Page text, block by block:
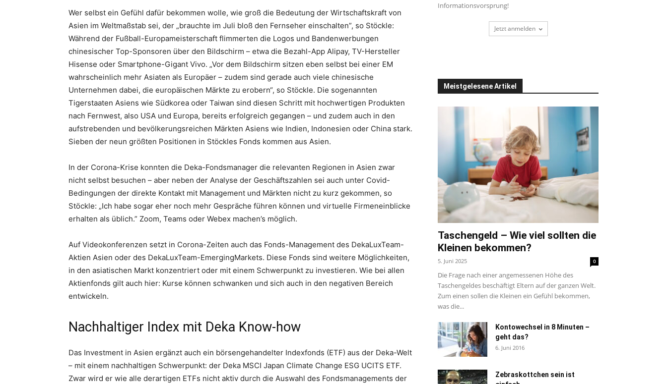
Wer selbst ein Gefühl dafür bekommen wolle, wie groß die Bedeutung der Wirtschaftskraft von
Asien im Weltmaßstab sei, der „brauchte im Juli bloß den Fernseher einschalten”, so Stöckle:
Während der Fußball-Europameisterschaft flimmerten die Logos und Bandenwerbungen
chinesischer Top-Sponsoren über den Bildschirm – etwa die Bezahl-App Alipay, TV-Hersteller
Hisense oder Smartphone-Gigant Vivo. „Vor dem Bildschirm sitzen eben selbst bei einer EM
wahrscheinlich mehr Asiaten als Europäer – zudem sind gerade auch viele chinesische
Unternehmen dabei, die europäischen Märkte zu erobern“, so Stöckle. Die sogenannten
Tigerstaaten Asiens wie Südkorea oder Taiwan sind diesen Schritt mit hochwertigen Produkten
nach Fernwest, also USA und Europa, bereits erfolgreich gegangen – und zudem auch in den
aufstrebenden und bevölkerungsreichen Märkten Asiens wie Indien, Indonesien oder China stark.
Sieben der neun größten Positionen in Stöckles Fonds kommen aus Asien.
In der Corona-Krise konnten die Deka-Fondsmanager die relevanten Regionen in Asien zwar
nicht selbst besuchen – aber neben der Analyse der Geschäftszahlen sei auch unter Covid-
Bedingungen der direkte Kontakt mit Management und Märkten nicht zu kurz gekommen, so
Stöckle: „Ich habe sogar eher noch mehr Gespräche führen können und virtuelle Firmeneinblicke
erhalten als üblich.” Zoom, Teams oder Webex machen’s möglich.
Auf Videokonferenzen setzt in Corona-Zeiten auch das Fonds-Management des DekaLuxTeam-
Aktien Asien oder des DekaLuxTeam-EmergingMarkets. Diese Fonds sind weitere Möglichkeiten,
in den asiatischen Markt konzentriert oder mit einem Schwerpunkt zu investieren. Wie bei allen
Aktienfonds gilt auch hier: Kurse können schwanken und sich auch in den negativen Bereich
entwickeln.
Nachhaltiger Index mit Deka Know-how
Das Investment in Asien ergänzt auch ein börsengehandelter Indexfonds (ETF) aus der Deka-Welt
– mit einem nachhaltigen Schwerpunkt: der Deka MSCI Japan Climate Change ESG UCITS ETF.
Zwar wird er wie alle derartigen ETFs nicht aktiv durch die Auswahl des Fondsmanagements der
Informationsvorsprung!
Jetzt anmelden
Meistgelesene Artikel
Taschengeld – Wie viel sollten die
Kleinen bekommen?
5. Juni 2025 0
Die Frage nach einer angemessenen Höhe des
Taschengeldes beschäftigt Eltern auf der ganzen Welt.
Zum einen sollen die Kleinen ein Gefühl bekommen,
was die...
Kontowechsel in 8 Minuten –
geht das?
6. Juni 2016
Zebraskottchen sein ist